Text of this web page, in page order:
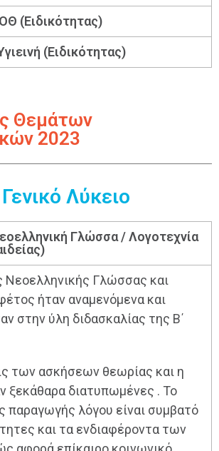
(Ειδικότητας)
(Ειδικότητας)
Θεμάτων
2023
Λύκειο
Γλώσσα / Λογοτεχνία
Νεοελληνικής Γλώσσας και
ήταν αναμενόμενα και
στην ύλη διδασκαλίας της Β΄
των ασκήσεων θεωρίας και η
ξεκάθαρα διατυπωμένες . Το
παραγωγής λόγου είναι συμβατό
και τα ενδιαφέροντα των